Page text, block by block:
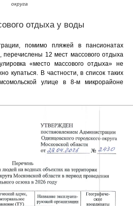
округа
отдыха у воды
помимо пляжей в пансионатах
12 мест массового отдыха
«место массового отдыха» не
купаться. В частности, в список таких
улице в 8-м микрорайоне